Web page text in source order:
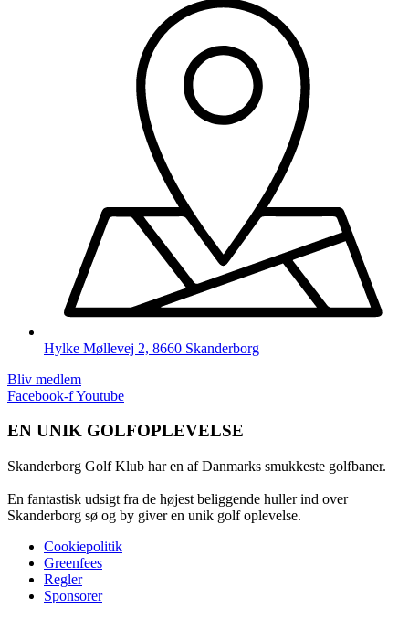
Hylke Møllevej 2, 8660 Skanderborg
Bliv medlem
Facebook-fYoutube
EN UNIK GOLFOPLEVELSE
Skanderborg Golf Klub har en af Danmarks smukkeste golfbaner.
En fantastisk udsigt fra de højest beliggende huller ind over
Skanderborg sø og by giver en unik golf oplevelse.
Cookiepolitik
Greenfees
Regler
Sponsorer